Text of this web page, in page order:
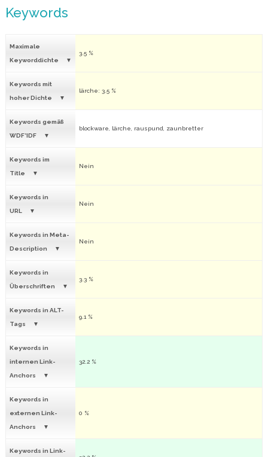
Keywords
Maximale
Keyworddichte
3.5 %
Keywords mit
hoher Dichte
lärche: 3.5 %
Keywords gemäß
WDF*IDF
blockware, lärche, rauspund, zaunbretter
Keywords im
Title
Nein
Keywords in
URL
Nein
Keywords in Meta-
Description
Nein
Keywords in
Überschriften
3.3 %
Keywords in ALT-
Tags
9.1 %
Keywords in
internen Link-
Anchors
32.2 %
Keywords in
externen Link-
Anchors
0 %
Keywords in Link-